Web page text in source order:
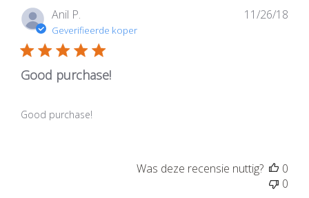
Anil P.
Geverifieerde koper
Good purchase!
Good purchase!
11/26/18
Was deze recensie nuttig?
0
0